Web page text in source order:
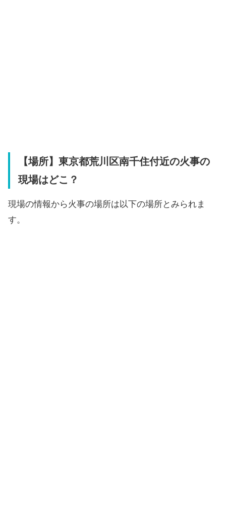
【場所】東京都荒川区南千住付近の火事の
現場はどこ？
現場の情報から火事の場所は以下の場所とみられま
す。